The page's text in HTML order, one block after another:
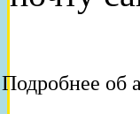
Подробнее об